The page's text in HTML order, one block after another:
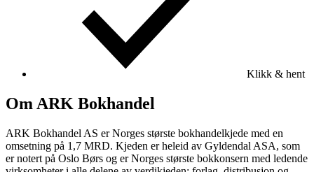
Klikk & hent
Om ARK Bokhandel
ARK Bokhandel AS er Norges største bokhandelkjede med en
omsetning på 1,7 MRD. Kjeden er heleid av Gyldendal ASA, som
er notert på Oslo Børs og er Norges største bokkonsern med ledende